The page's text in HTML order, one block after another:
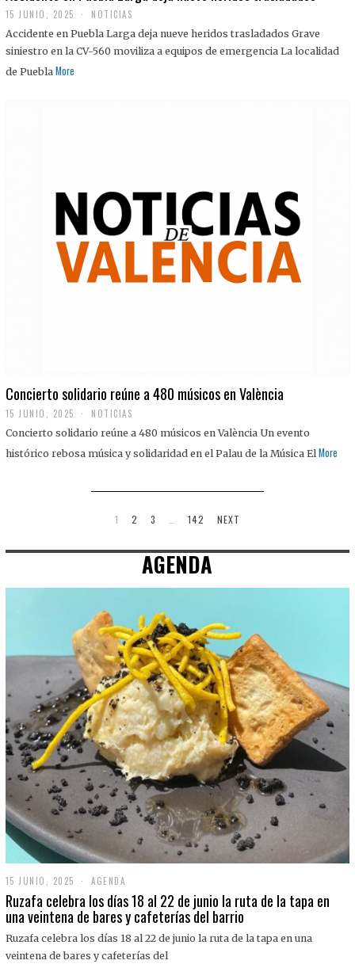
15 JUNIO, 2025 NOTICIAS
Accidente en Puebla Larga deja nueve heridos trasladados Grave
siniestro en la CV-560 moviliza a equipos de emergencia La localidad
de Puebla More
Concierto solidario reúne a 480 músicos en València
15 JUNIO, 2025 NOTICIAS
Concierto solidario reúne a 480 músicos en València Un evento
histórico rebosa música y solidaridad en el Palau de la Música El More
1 2 3 142 NEXT
AGENDA
15 JUNIO, 2025
J
U
I
O
AGENDA
Ruzafa celebra los días 18 al 22 de junio la ruta de la tapa en
una veintena de bares y cafeterías del barrio
Ruzafa celebra los días 18 al 22 de junio la ruta de la tapa en una
veintena de bares y cafeterías del